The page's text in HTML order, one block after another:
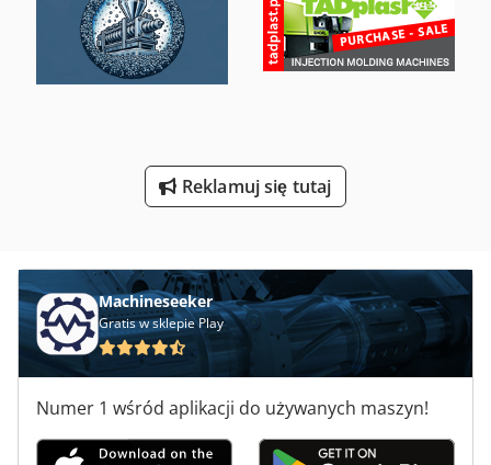
Piły Do Mięsa
Piły Taśmowe Do Cięcia Drewna
Sprzęt Do Piaskowania
Wielopila Z Podawaniem I Odbiorem
Reklamuj się tutaj
Machineseeker
Gratis w sklepie Play
Numer 1 wśród aplikacji do używanych maszyn!